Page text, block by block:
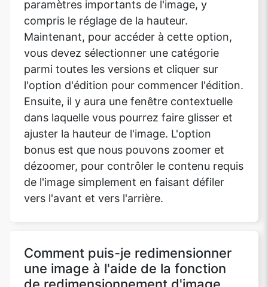
paramètres importants de l'image, y
compris le réglage de la hauteur.
Maintenant, pour accéder à cette option,
vous devez sélectionner une catégorie
parmi toutes les versions et cliquer sur
l'option d'édition pour commencer l'édition.
Ensuite, il y aura une fenêtre contextuelle
dans laquelle vous pourrez faire glisser et
ajuster la hauteur de l'image. L'option
bonus est que nous pouvons zoomer et
dézoomer, pour contrôler le contenu requis
de l'image simplement en faisant défiler
vers l'avant et vers l'arrière.
Comment puis-je redimensionner
une image à l'aide de la fonction